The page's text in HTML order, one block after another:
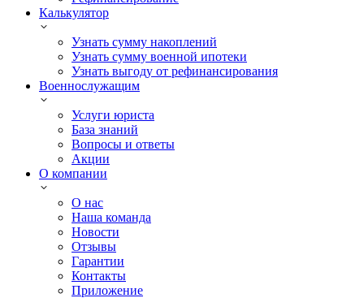
Калькулятор
Узнать сумму накоплений
Узнать сумму военной ипотеки
Узнать выгоду от рефинансирования
Военнослужащим
Услуги юриста
База знаний
Вопросы и ответы
Акции
О компании
О нас
Наша команда
Новости
Отзывы
Гарантии
Контакты
Приложение